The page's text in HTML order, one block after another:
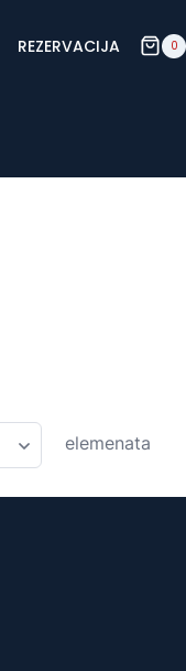
REZERVACIJA 0
elemenata